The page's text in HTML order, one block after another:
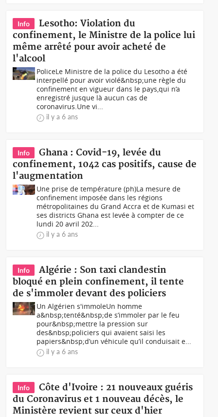
Info
Lesotho: Violation du
confinement, le Ministre de la police lui
même arrêté pour avoir acheté de
l'alcool
PoliceLe Ministre de la police du Lesotho a été
interpellé pour avoir violé&nbsp;une règle du
confinement en vigueur dans le pays,qui n’a
enregistré jusque là aucun cas de
coronavirus.Une vi...
il y a 6 ans
Info
Ghana : Covid-19, levée du
confinement, 1042 cas positifs, cause de
l'augmentation
Une prise de température (ph)La mesure de
confinement imposée dans les régions
métropolitaines du Grand Accra et de Kumasi et
ses districts Ghana est levée à compter de ce
lundi 20 avril 202...
il y a 6 ans
Info
Algérie : Son taxi clandestin
bloqué en plein confinement, il tente
de s'immoler devant des policiers
Un Algérien s'immoleUn homme
a&nbsp;tenté&nbsp;de s’immoler par le feu
pour&nbsp;mettre la pression sur
des&nbsp;policiers qui avaient saisi les
papiers&nbsp;d’un véhicule qu’il conduisait e...
il y a 6 ans
Info
Côte d'Ivoire : 21 nouveaux guéris
du Coronavirus et 1 nouveau décès, le
Ministère revient sur ceux d'hier